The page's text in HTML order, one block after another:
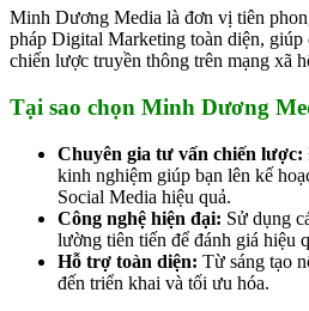
Minh Dương Media là đơn vị tiên
pháp Digital Marketing toàn diện, giúp
chiến lược truyền thông trên mạng xã
Tại sao chọn Minh Dương
Chuyên gia tư vấn chiến lược:
kinh nghiệm giúp bạn lên kế
Social Media hiệu quả.
Công nghệ hiện đại: Sử dụng
lường tiên tiến để đánh giá hiệu
Hỗ trợ toàn diện: Từ sáng tạo
đến triển khai và tối ưu hóa.